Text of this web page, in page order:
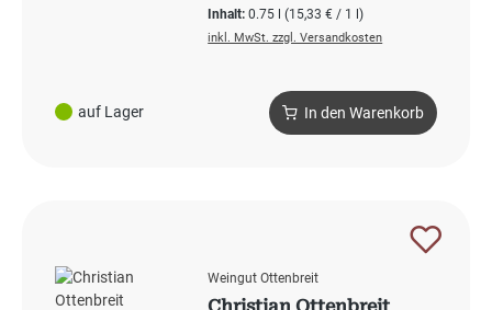
auf Lager
Inhalt:0.75 l(15,33 € / 1 l)
inkl. MwSt. zzgl. Versandkosten
In den Warenkorb
Weingut Ottenbreit